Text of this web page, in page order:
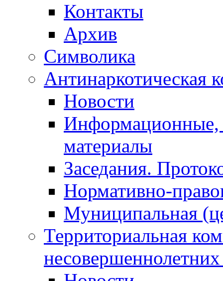
Контакты
Архив
Символика
Антинаркотическая
Новости
Информационные,
материалы
Заседания.
Нормативно-
Муниципальная
Территориальная